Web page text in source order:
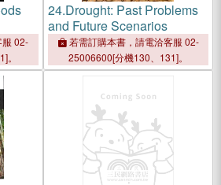
for
服 02-
24.Drought: Past Problems
and Future Scenarios
若需訂購本書，請電洽客服 02-
25006600[分機130、131]。